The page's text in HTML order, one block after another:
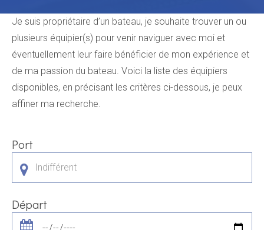
Je suis propriétaire d’un bateau, je souhaite trouver un ou
plusieurs équipier(s) pour venir naviguer avec moi et
éventuellement leur faire bénéficier de mon expérience et
de ma passion du bateau. Voici la liste des équipiers
disponibles, en précisant les critères ci-dessous, je peux
affiner ma recherche.
Port
Indifférent
Départ